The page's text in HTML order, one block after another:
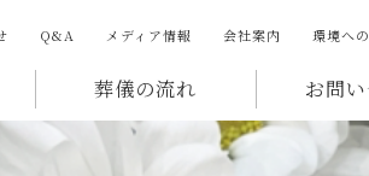
Q&A メディア情報 会社案内 環境へ
葬儀の流れ お問